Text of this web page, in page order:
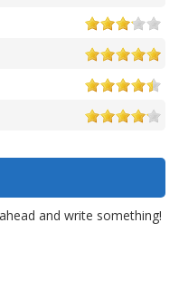
and write something!